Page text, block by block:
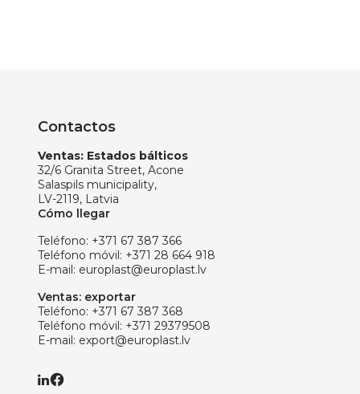
Contactos
Ventas: Estados bálticos
32/6 Granita Street, Acone
Salaspils municipality,
LV-2119, Latvia
Cómo llegar
Teléfono: +371 67 387 366
Teléfono móvil: +371 28 664 918
E-mail: europlast@europlast.lv
Ventas: exportar
Teléfono: +371 67 387 368
Teléfono móvil: +371 29379508
E-mail: export@europlast.lv